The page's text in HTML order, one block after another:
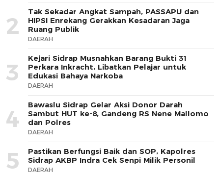
2
Tak Sekadar Angkat Sampah, PASSAPU dan
HIPSI Enrekang Gerakkan Kesadaran Jaga
Ruang Publik
DAERAH
3
Kejari Sidrap Musnahkan Barang Bukti 31
Perkara Inkracht, Libatkan Pelajar untuk
Edukasi Bahaya Narkoba
DAERAH
4
Bawaslu Sidrap Gelar Aksi Donor Darah
Sambut HUT ke-8, Gandeng RS Nene Mallomo
dan Polres
DAERAH
5
Pastikan Berfungsi Baik dan SOP, Kapolres
Sidrap AKBP Indra Cek Senpi Milik Personil
DAERAH